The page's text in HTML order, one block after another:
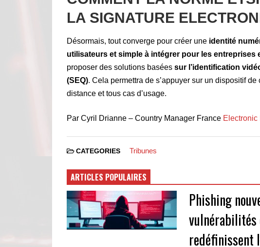
LA SIGNATURE
Désormais, tout converge pour créer une identité
utilisateurs et simple à intégrer pour les entreprises
proposer des solutions basées sur l’identification
(SEQ). Cela permettra de s’appuyer sur un dispositif
distance et tous cas d’usage.
Par Cyril Drianne – Country Manager France Electronic
CATEGORIES Tribunes
ARTICLES POPULAIRES
Phishing
vulnérabilités
redéfinissent